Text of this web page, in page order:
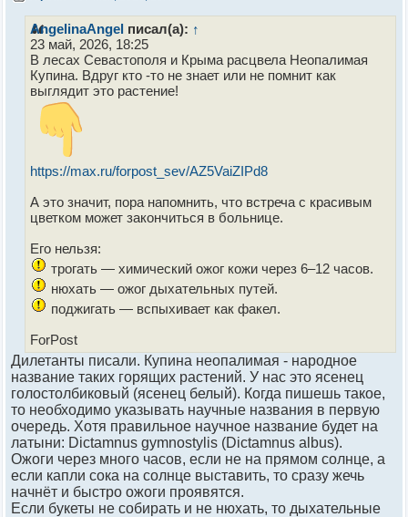
AngelinaAngel писал(а): ↑
23 май, 2026, 18:25
В лесах Севастополя и Крыма расцвела Неопалимая
Купина. Вдруг кто -то не знает или не помнит как
выглядит это растение!
https://max.ru/forpost_sev/AZ5VaiZIPd8
А это значит, пора напомнить, что встреча с красивым
цветком может закончиться в больнице.
Его нельзя:
трогать — химический ожог кожи через 6–12 часов.
нюхать — ожог дыхательных путей.
поджигать — вспыхивает как факел.
ForPost
Дилетанты писали. Купина неопалимая - народное
название таких горящих растений. У нас это ясенец
голостолбиковый (ясенец белый). Когда пишешь такое,
то необходимо указывать научные названия в первую
очередь. Хотя правильное научное название будет на
латыни: Dictamnus gymnostylis (Dictamnus albus).
Ожоги через много часов, если не на прямом солнце, а
если капли сока на солнце выставить, то сразу жечь
начнёт и быстро ожоги проявятся.
Если букеты не собирать и не нюхать, то дыхательные